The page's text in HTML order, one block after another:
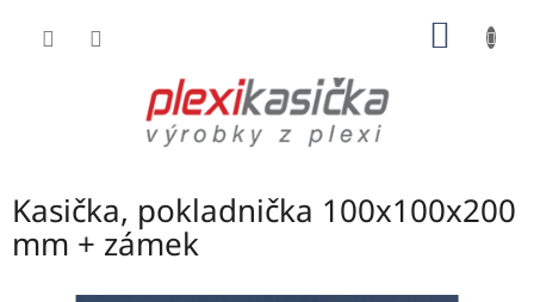
Kasička, pokladnička 100x100x200
mm + zámek